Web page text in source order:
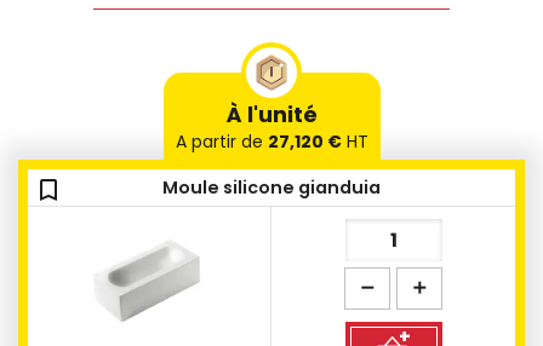
À l'unité
A partir de 27,120 €HT
bookmark_outline Moule silicone gianduia